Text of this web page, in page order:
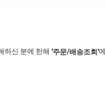
하신 분에 한해 '주문/배송조회'